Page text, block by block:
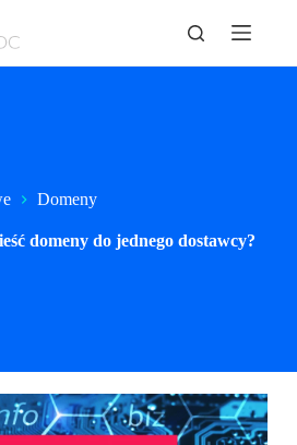
Domeny
domeny do jednego dostawcy?